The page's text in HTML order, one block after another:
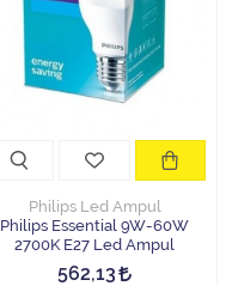
Philips Led Ampul
Philips Essential 9W-60W
2700K E27 Led Ampul
562,13